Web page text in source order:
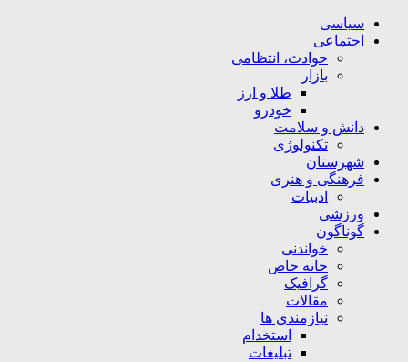
سیاسی
اجتماعی
حوادث، انتظامی
بازار
طلا و ارز
خودرو
دانش و سلامت
تکنولوژی
شهرستان
فرهنگی و هنری
ادبیات
ورزشی
گوناگون
خواندنی
خانه خاص
گرافیک
مقالات
نیازمندی ها
استخدام
تبلیغات